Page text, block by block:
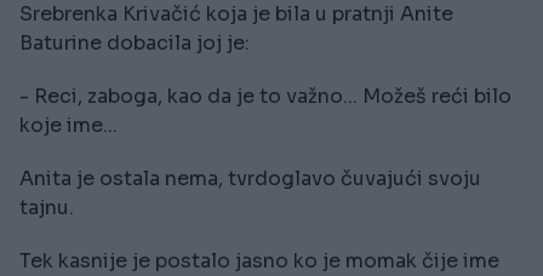
Srebrenka Krivačić koja je bila u pratnji Anite
Baturine dobacila joj je:
- Reci, zaboga, kao da je to važno... Možeš reći bilo
koje ime...
Anita je ostala nema, tvrdoglavo čuvajući svoju
tajnu.
Tek kasnije je postalo jasno ko je momak čije ime